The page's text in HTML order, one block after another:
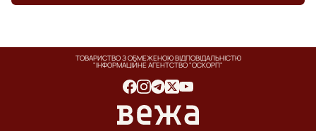
ТОВАРИСТВО З ОБМЕЖЕНОЮ ВІДПОВІДАЛЬНІСТЮ
"ІНФОРМАЦІЙНЕ АГЕНТСТВО "ОСКОРП"